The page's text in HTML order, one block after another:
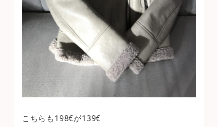
こちらも198€が139€